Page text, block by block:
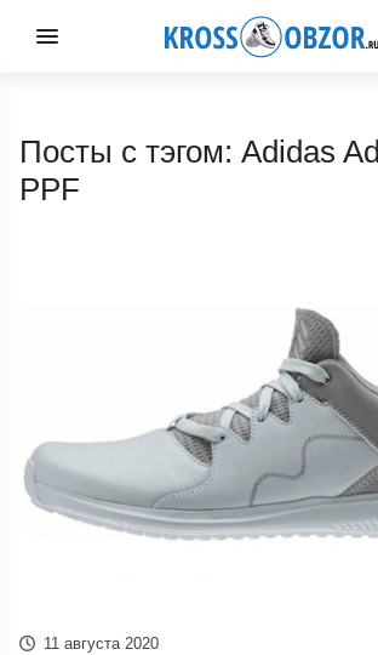
Посты с тэгом: Adidas
PPF
11 августа 2020